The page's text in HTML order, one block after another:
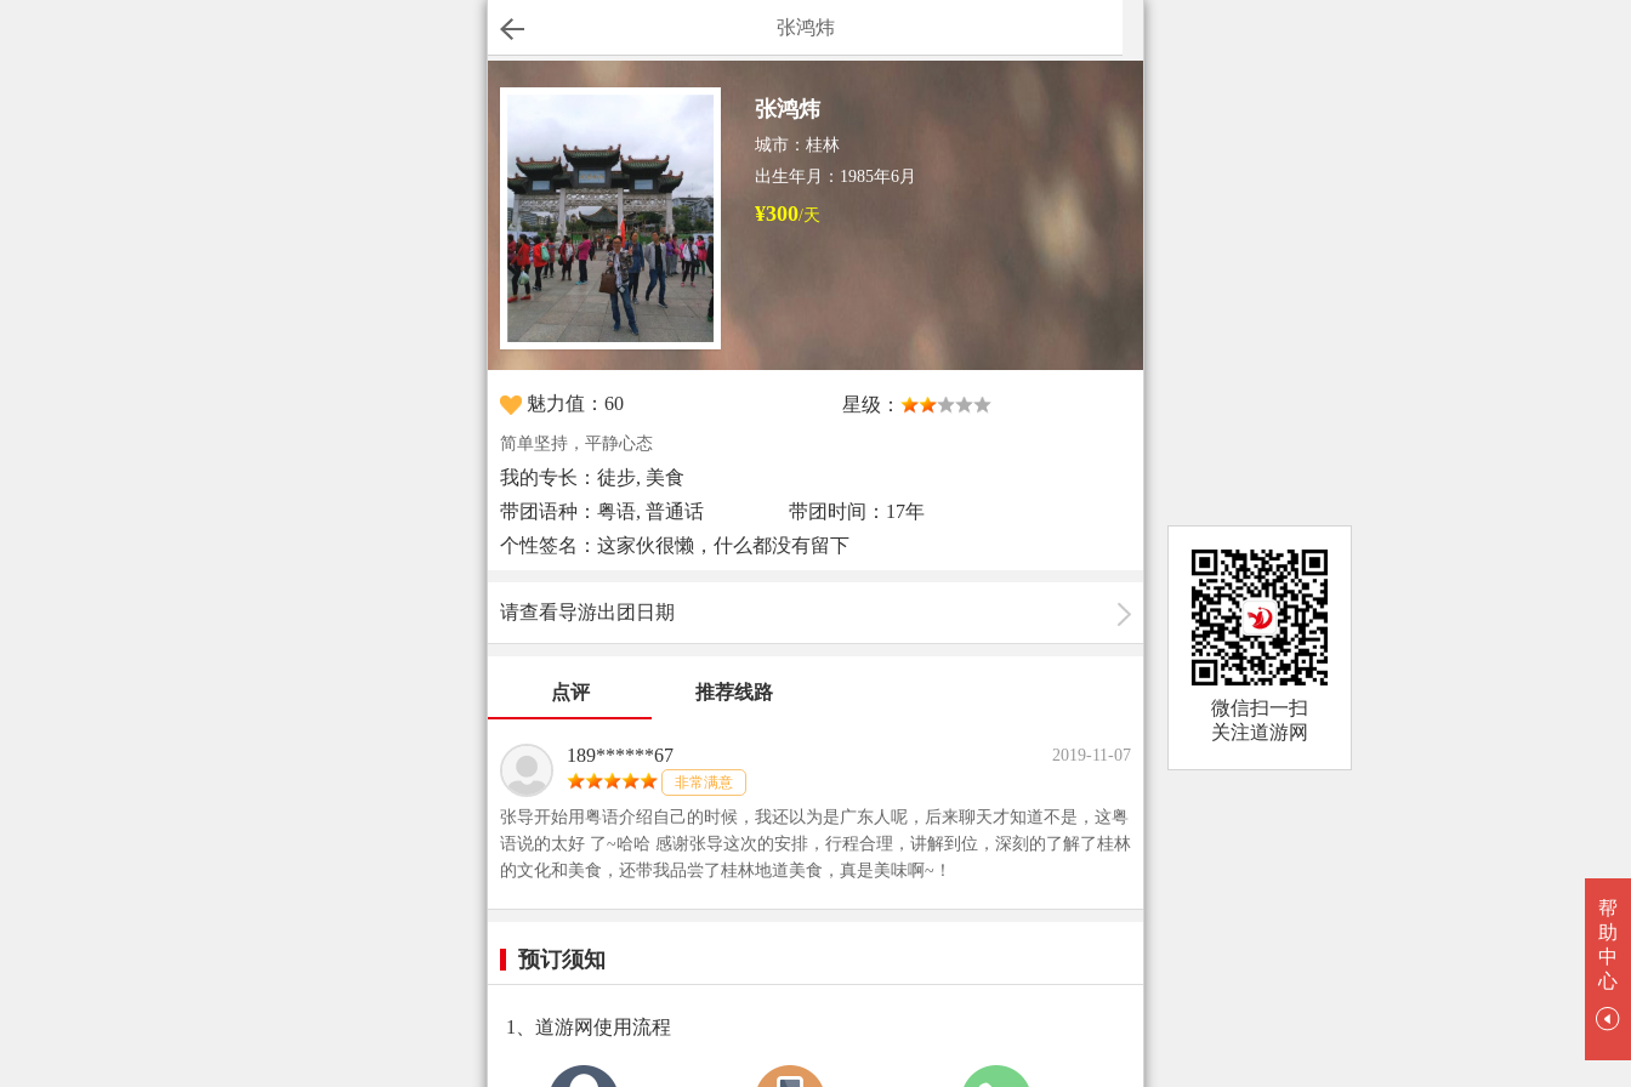
张鸿炜
张鸿炜
城市：桂林
出生年月：1985年6月
¥300/天
魅力值：60 星级：
简单坚持，平静心态
我的专长：徒步, 美食
带团语种：粤语, 普通话
带团时间：17年
个性签名：这家伙很懒，什么都没有留下
请查看导游出团日期
点评 推荐线路
189******67
非常满意
2019-11-07
张导开始用粤语介绍自己的时候，我还以为是广东人呢，后来聊天才知道不是，这粤
语说的太好 了~哈哈 感谢张导这次的安排，行程合理，讲解到位，深刻的了解了桂林
的文化和美食，还带我品尝了桂林地道美食，真是美味啊~！
预订须知
1、道游网使用流程
微信扫一扫
关注道游网
帮
助
中
心